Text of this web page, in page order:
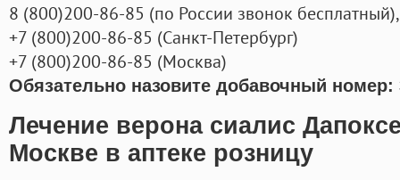
8 (800)200-86-85 (по России звонок бесплатный),
+7 (800)200-86-85 (Санкт-Петербург)
+7 (800)200-86-85 (Москва)
Обязательно назовите добавочный номер:
Лечение верона сиалис
Москве в аптеке розницу